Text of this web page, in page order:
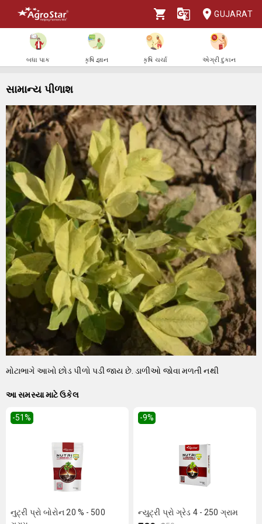
GUJARAT
બધા પાક કૃષિ જ્ઞાન કૃષિ ચર્ચા એગ્રી દુકાન
સામાન્ય પીળાશ
મોટાભાગે આખો છોડ પીળો પડી જાય છે. ડાળીઓ જોવા મળતી નથી
આ સમસ્યા માટે ઉકેલ
-51%
નુટ્રી પ્રો બોરોન 20 % - 500
-9%
ન્યુટ્રી પ્રો ગ્રેડ 4 - 250 ગ્રામ